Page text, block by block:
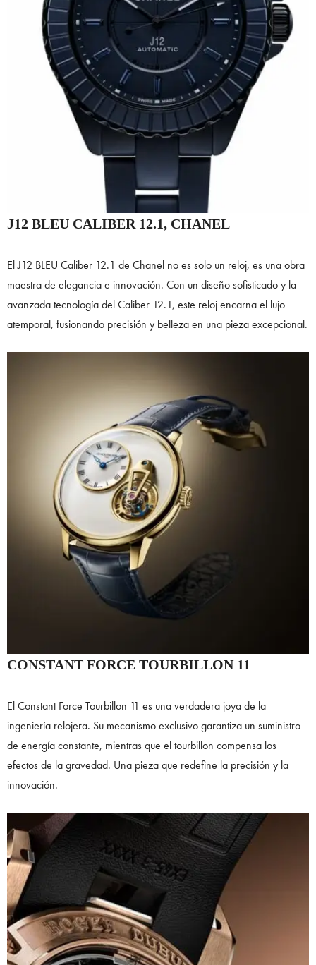
J12 BLEU CALIBER 12.1, CHANEL
El J12 BLEU Caliber 12.1 de Chanel no es solo un reloj, es una obra
maestra de elegancia e innovación. Con un diseño sofisticado y la
avanzada tecnología del Caliber 12.1, este reloj encarna el lujo
atemporal, fusionando precisión y belleza en una pieza excepcional.
CONSTANT FORCE TOURBILLON 11
El Constant Force Tourbillon 11 es una verdadera joya de la
ingeniería relojera. Su mecanismo exclusivo garantiza un suministro
de energía constante, mientras que el tourbillon compensa los
efectos de la gravedad. Una pieza que redefine la precisión y la
innovación.